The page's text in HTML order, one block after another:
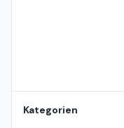
Kategorien